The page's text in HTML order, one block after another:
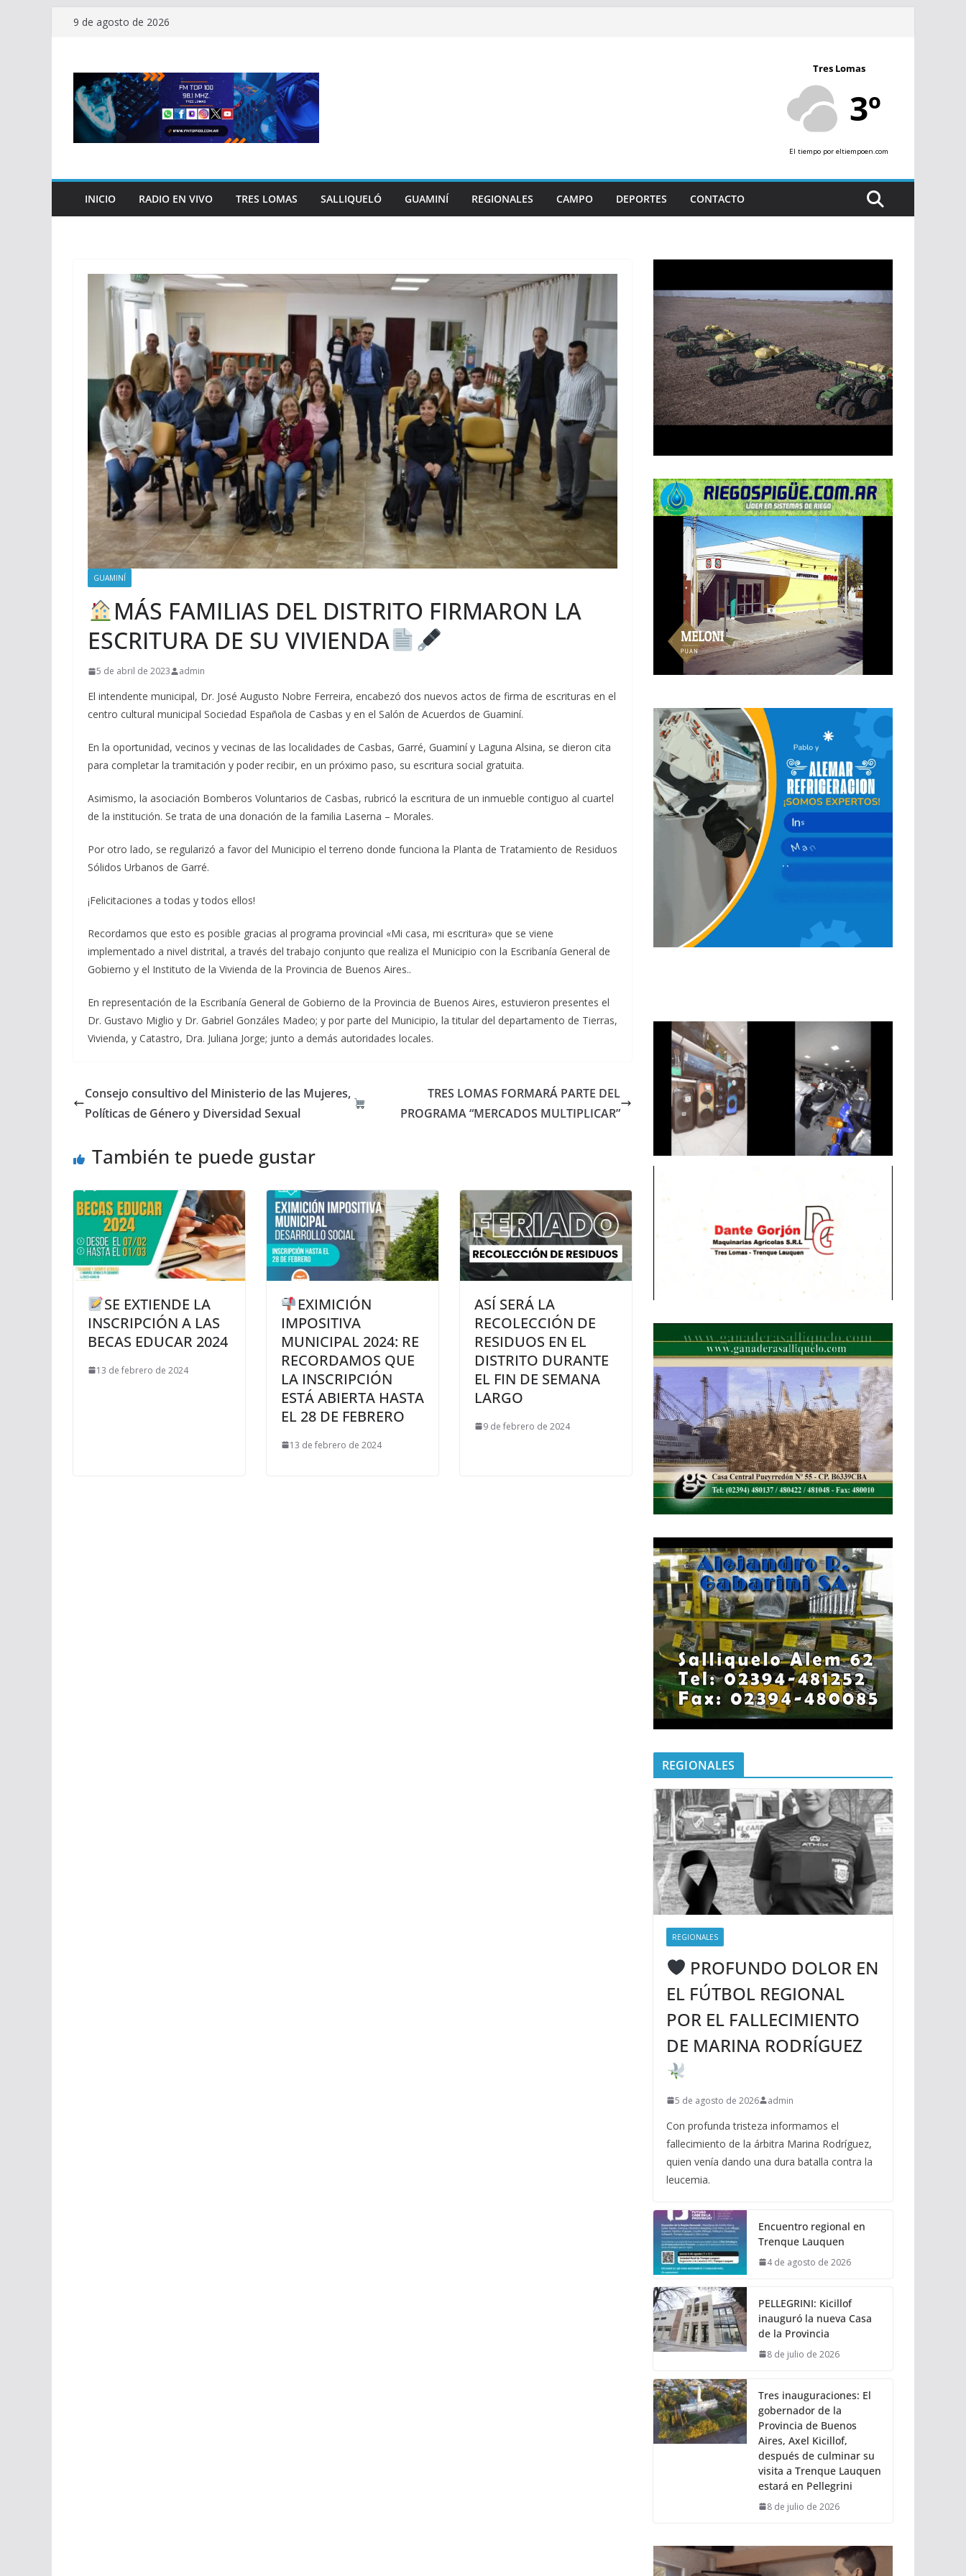
Saltar9 de agosto de 2026
Tres Lomas
3º
El tiempo por eltiempoen.com
INICIO RADIO EN VIVO TRES LOMAS SALLIQUELÓ GUAMINÍ REGIONALES CAMPO DEPORTES CONTACTO
GUAMINÍ
MÁS FAMILIAS DEL DISTRITO FIRMARON LA
ESCRITURA DE SU VIVIENDA
5 de abril de 2023 admin
El intendente municipal, Dr. José Augusto Nobre Ferreira, encabezó dos nuevos actos de firma de escrituras en el
centro cultural municipal Sociedad Española de Casbas y en el Salón de Acuerdos de Guaminí.
En la oportunidad, vecinos y vecinas de las localidades de Casbas, Garré, Guaminí y Laguna Alsina, se dieron cita
para completar la tramitación y poder recibir, en un próximo paso, su escritura social gratuita.
Asimismo, la asociación Bomberos Voluntarios de Casbas, rubricó la escritura de un inmueble contiguo al cuartel
de la institución. Se trata de una donación de la familia Laserna – Morales.
Por otro lado, se regularizó a favor del Municipio el terreno donde funciona la Planta de Tratamiento de Residuos
Sólidos Urbanos de Garré.
¡Felicitaciones a todas y todos ellos!
Recordamos que esto es posible gracias al programa provincial «Mi casa, mi escritura» que se viene
implementado a nivel distrital, a través del trabajo conjunto que realiza el Municipio con la Escribanía General de
Gobierno y el Instituto de la Vivienda de la Provincia de Buenos Aires..
En representación de la Escribanía General de Gobierno de la Provincia de Buenos Aires, estuvieron presentes el
Dr. Gustavo Miglio y Dr. Gabriel Gonzáles Madeo; y por parte del Municipio, la titular del departamento de Tierras,
Vivienda, y Catastro, Dra. Juliana Jorge; junto a demás autoridades locales.
Consejo consultivo del Ministerio de las Mujeres,
Políticas de Género y Diversidad Sexual
TRES LOMAS FORMARÁ PARTE DEL
PROGRAMA “MERCADOS MULTIPLICAR”
También te puede gustar
SE EXTIENDE LA
INSCRIPCIÓN A LAS
BECAS EDUCAR 2024
13 de febrero de 2024
EXIMICIÓN
IMPOSITIVA
MUNICIPAL 2024: RE
RECORDAMOS QUE
LA INSCRIPCIÓN
ESTÁ ABIERTA HASTA
EL 28 DE FEBRERO
13 de febrero de 2024
ASÍ SERÁ LA
RECOLECCIÓN DE
RESIDUOS EN EL
DISTRITO DURANTE
EL FIN DE SEMANA
LARGO
9 de febrero de 2024
REGIONALES
REGIONALES
PROFUNDO DOLOR EN
EL FÚTBOL REGIONAL
POR EL FALLECIMIENTO
DE MARINA RODRÍGUEZ
5 de agosto de 2026 admin
Con profunda tristeza informamos el
fallecimiento de la árbitra Marina Rodríguez,
quien venía dando una dura batalla contra la
leucemia.
Encuentro regional en
Trenque Lauquen
4 de agosto de 2026
PELLEGRINI: Kicillof
inauguró la nueva Casa
de la Provincia
8 de julio de 2026
Tres inauguraciones: El
gobernador de la
Provincia de Buenos
Aires, Axel Kicillof,
después de culminar su
visita a Trenque Lauquen
estará en Pellegrini
8 de julio de 2026